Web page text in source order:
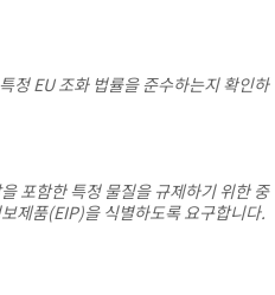
정 EU 조화 법률을 준수하는지 확인하
포함한 특정 물질을 규제하기 위한 중
제품(EIP)을 식별하도록 요구합니다.